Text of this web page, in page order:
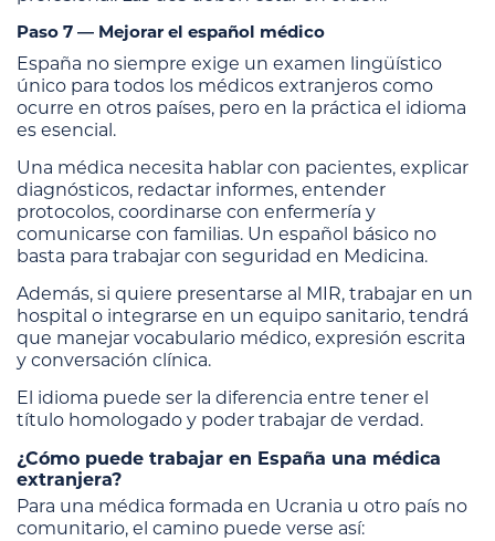
Paso 7 — Mejorar el español médico
España no siempre exige un examen lingüístico
único para todos los médicos extranjeros como
ocurre en otros países, pero en la práctica el idioma
es esencial.
Una médica necesita hablar con pacientes, explicar
diagnósticos, redactar informes, entender
protocolos, coordinarse con enfermería y
comunicarse con familias. Un español básico no
basta para trabajar con seguridad en Medicina.
Además, si quiere presentarse al MIR, trabajar en un
hospital o integrarse en un equipo sanitario, tendrá
que manejar vocabulario médico, expresión escrita
y conversación clínica.
El idioma puede ser la diferencia entre tener el
título homologado y poder trabajar de verdad.
¿Cómo puede trabajar en España una médica
extranjera?
Para una médica formada en Ucrania u otro país no
comunitario, el camino puede verse así: